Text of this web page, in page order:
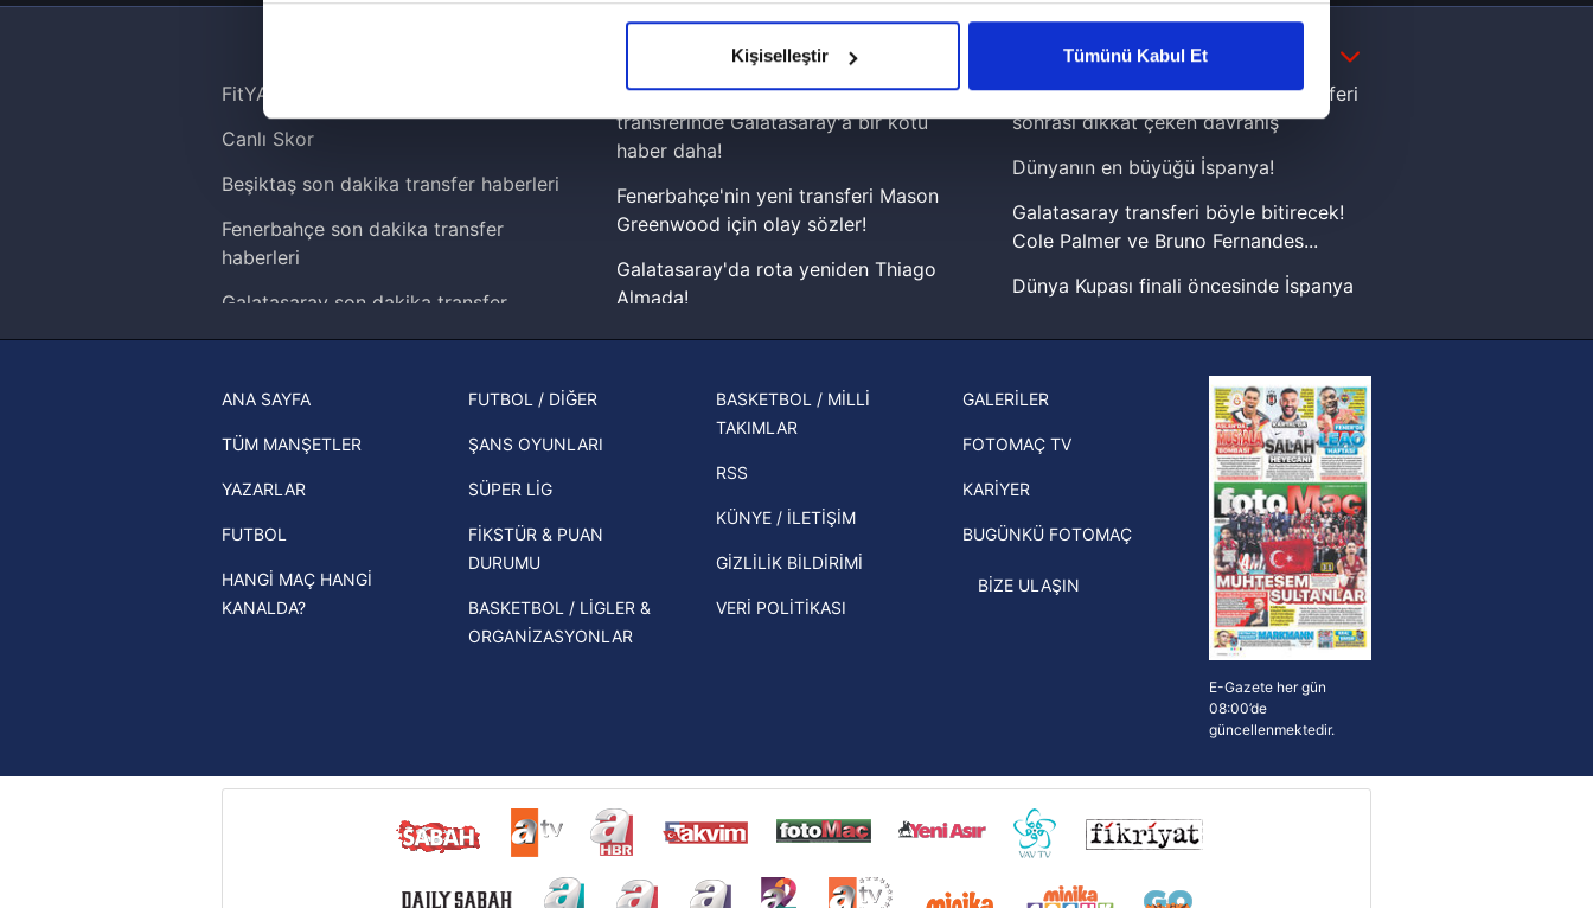
içerikleri sunabilmek adına elimizden gelen çabayı gösterdiğimizi ve bu noktada, reklamların maliyetlerimizi karşılamak
Her halükârda, kullanıcılar, bu çerezlere izin vermedikleri takdirde, kullanıcılara hedefli reklamlar gösterilmeyecektir."
Sizlere daha iyi bir hizmet sunabilmek için İnternet Sitemizde kendimize ve üçüncü kişilere ait çerezler kullanılmaktadır. Bu
çerezler vasıtasıyla çeşitli kişisel verileriniz işlenmekte olup gerekli olan çerezler bilgi toplumu hizmetlerinin sunulması
amacıyla kullanılmaktadır. Diğer çerezler, sitemizin daha işlevsel kılınması ve kişiselleştirilmesi ve sizlere yönelik
reklam/pazarlama faaliyetlerinin yapılması, amaçlarıyla sınırlı olarak açık rızanız dahilinde kullanılacaktır.
Çerezlere ilişkin tercihlerinizi aşağıda yer alan panel vasıtasıyla belirleyebilirsiniz. Çerezlere ilişkin detaylı bilgi için Ayarlar
6698 sayılı Kişisel Verilerin Korunması Kanunu uyarınca hazırlanmış Aydınlatma Metnimizi okumak ve sitemizde ilgili
mevzuata uygun olarak kullanılan çerezlerle ilgili bilgi almak için lütfentıklayınız
Kişiselleştir Tümünü Kabul EtDAHA FAZLA
FitYAŞA
Canlı Skor
Beşiktaş son dakika transfer haberleri
Fenerbahçe son dakika transfer
haberleri
Galatasaray son dakika transfer
haberleri
Trendyol Süper Lig haberleri
Ziraat Türkiye Kupası haberleri
UEFA Şampiyonlar Ligi haberleri
UEFA Avrupa Ligi haberleri
UEFA Konferans Ligi haberleri
Musiala'nın ardından 10 numara
transferinde Galatasaray'a bir kötü
haber daha!
Fenerbahçe'nin yeni transferi Mason
Greenwood için olay sözler!
Galatasaray'da rota yeniden Thiago
Almada!
Fenerbahçe'nin Şampiyonlar Ligi'nde
Zabrze'yi elerlerse...
basından gündem olan manşetler!
Beşiktaş'ın UEFA Avrupa Ligi'nde 3. Ön
Lamine Yamal'dan Dünya Kupası zaferi
sonrası dikkat çeken davranış
Dünyanın en büyüğü İspanya!
Galatasaray transferi böyle bitirecek!
Cole Palmer ve Bruno Fernandes...
Dünya Kupası finali öncesinde İspanya
şampiyonluk yüzüğü verilecek
Hernan Crespo, Meksika Ligi
ekiplerinden Atlas'ın yeni teknik
direktörü oldu
ANA SAYFA
TÜM MANŞETLER
YAZARLAR
FUTBOL
HANGİ MAÇ HANGİ
KANALDA?
FUTBOL / DİĞER
ŞANS OYUNLARI
SÜPER LİG
FİKSTÜR & PUAN
DURUMU
BASKETBOL / LİGLER &
ORGANİZASYONLAR
BASKETBOL / MİLLİ
TAKIMLAR
RSS
KÜNYE / İLETİŞİM
GİZLİLİK BİLDİRİMİ
VERİ POLİTİKASI
GALERİLER
FOTOMAÇ TV
KARİYER
BUGÜNKÜ FOTOMAÇ
BİZE ULAŞIN
E-Gazete her gün
08:00’de
güncellenmektedir.